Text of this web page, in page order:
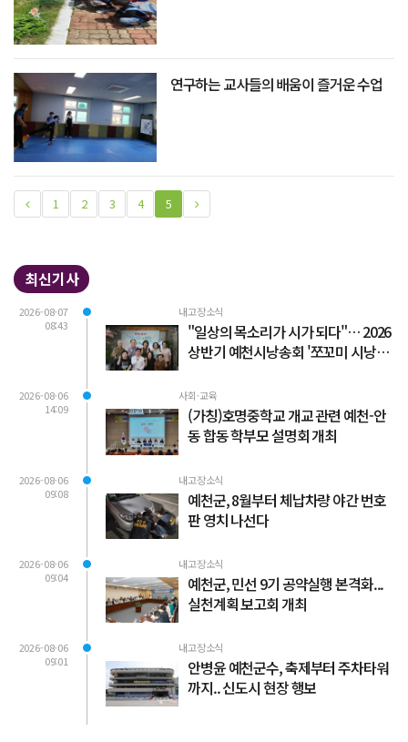
연구하는 교사들의 배움이 즐거운 수업
1 2 3 4 5
최신기사
2026-08-07
08:43
내고장소식
"일상의 목소리가 시가 되다"… 2026
상반기 예천시낭송회 '쪼꼬미 시낭송
2026-08-06
14:09
사회·교육
(가칭)호명중학교 개교 관련 예천-안
동 합동 학부모 설명회 개최
2026-08-06
09:08
내고장소식
예천군, 8월부터 체납차량 야간 번호
판 영치 나선다
2026-08-06
09:04
내고장소식
예천군, 민선 9기 공약실행 본격화...
실천계획 보고회 개최
2026-08-06
09:01
내고장소식
안병윤 예천군수, 축제부터 주차타워
까지.. 신도시 현장 행보